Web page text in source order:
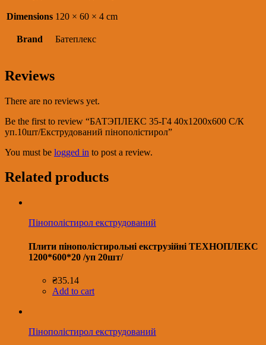
Dimensions 120 × 60 × 4 cm
Brand Батеплекс
Reviews
There are no reviews yet.
Be the first to review “БАТЭПЛЕКС 35-Г4 40х1200х600 С/К
уп.10шт/Екструдований пінополістирол”
You must be logged in to post a review.
Related products
Пінополістирол екструдований
Плити пінополістирольні екструзійні ТЕХНОПЛЕКС
1200*600*20 /уп 20шт/
₴35.14
Add to cart
Пінополістирол екструдований